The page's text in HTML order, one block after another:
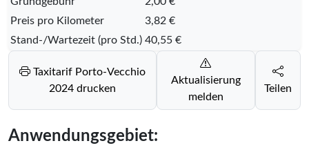
Preis pro Kilometer
3,82 €
Stand-/Wartezeit (pro Std.) 40,55 €
Taxitarif Porto-Vecchio
2024 drucken
Aktualisierung
melden
Teilen
Anwendungsgebiet: